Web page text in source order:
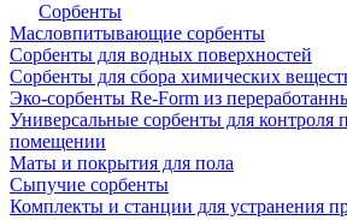
Сорбенты
Масловпитывающие сорбенты
Сорбенты для водных поверхностей
Сорбенты для сбора химических
Эко-сорбенты Re-Form из
Универсальные сорбенты для контроля
помещении
Маты и покрытия для пола
Сыпучие сорбенты
Комплекты и станции для устранения